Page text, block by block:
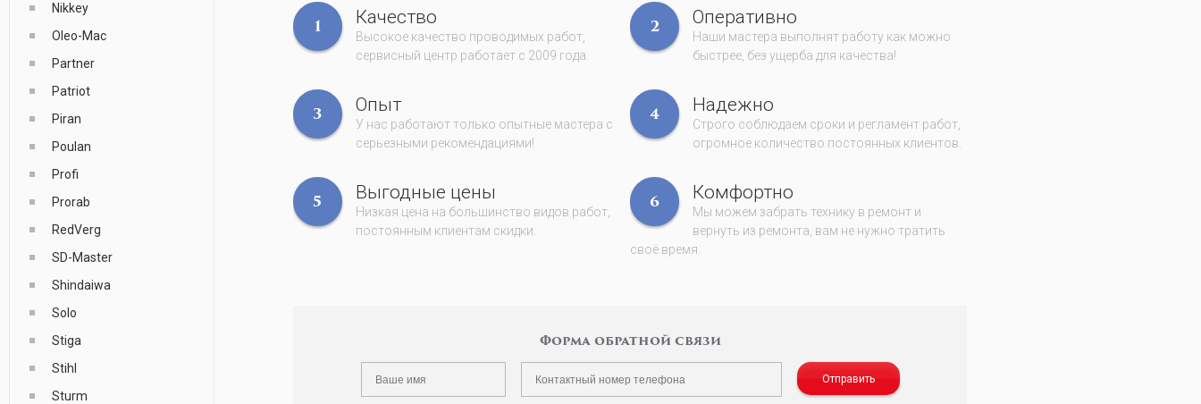
Nikkey
Oleo-Mac
Partner
Patriot
Piran
Poulan
Profi
Prorab
RedVerg
SD-Master
Shindaiwa
Solo
Stiga
Stihl
Sturm
1 Качество
Высокое качество проводимых работ,
сервисный центр работает с 2009 года.
2 Оперативно
Наши мастера выполнят работу как можно
быстрее, без ущерба для качества!
3 Опыт
У нас работают только опытные мастера с
серьезными рекомендациями!
4 Надежно
Строго соблюдаем сроки и регламент работ,
огромное количество постоянных клиентов.
5 Выгодные цены
Низкая цена на большинство видов работ,
постоянным клиентам скидки.
6 Комфортно
Мы можем забрать технику в ремонт и
вернуть из ремонта, вам не нужно тратить
своё время.
Форма обратной связи
Отправить